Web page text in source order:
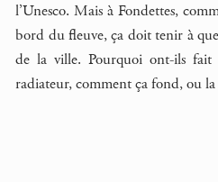
l’Unesco. Mais à Fondettes,
bord du fleuve, ça doit tenir à
de la ville. Pourquoi ont-ils fait
radiateur, comment ça fond, ou